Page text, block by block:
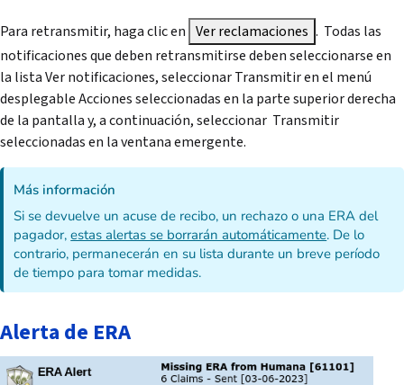
Para retransmitir, haga clic en Ver reclamaciones . Todas las
notificaciones que deben retransmitirse deben seleccionarse en
la lista Ver notificaciones, seleccionar Transmitir en el menú
desplegable Acciones seleccionadas en la parte superior derecha
de la pantalla y, a continuación, seleccionar Transmitir
seleccionadas en la ventana emergente.
Más información
Si se devuelve un acuse de recibo, un rechazo o una ERA del
pagador,estas alertas se borrarán automáticamente. De lo
contrario, permanecerán en su lista durante un breve período
de tiempo para tomar medidas.
Alerta de ERA